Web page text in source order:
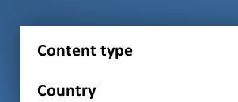
Content type
Country